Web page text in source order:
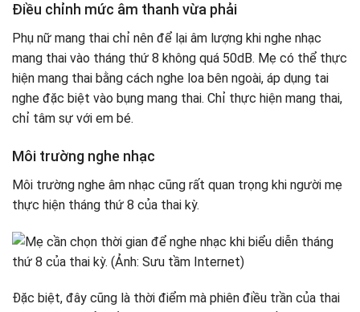
Điều chỉnh mức âm thanh vừa phải
Phụ nữ mang thai chỉ nên để lại âm lượng khi nghe nhạc
mang thai vào tháng thứ 8 không quá 50dB. Mẹ có thể thực
hiện mang thai bằng cách nghe loa bên ngoài, áp dụng tai
nghe đặc biệt vào bụng mang thai. Chỉ thực hiện mang thai,
chỉ tâm sự với em bé.
Môi trường nghe nhạc
Môi trường nghe âm nhạc cũng rất quan trọng khi người mẹ
thực hiện tháng thứ 8 của thai kỳ.
Đặc biệt, đây cũng là thời điểm mà phiên điều trần của thai